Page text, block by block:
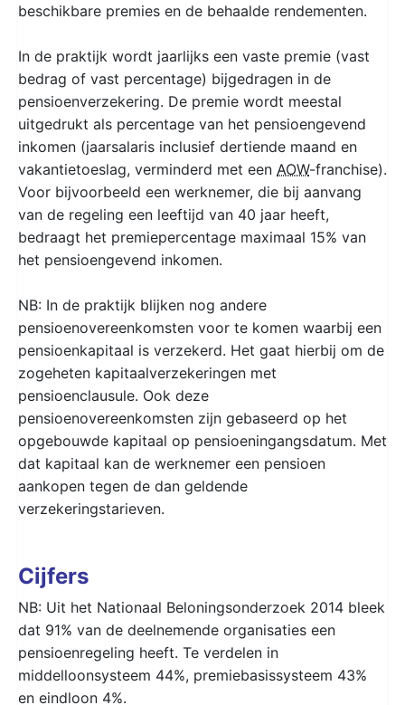
beschikbare premies en de behaalde rendementen.
In de praktijk wordt jaarlijks een vaste premie (vast
bedrag of vast percentage) bijgedragen in de
pensioenverzekering. De premie wordt meestal
uitgedrukt als percentage van het pensioengevend
inkomen (jaarsalaris inclusief dertiende maand en
vakantietoeslag, verminderd met een AOW-franchise).
Voor bijvoorbeeld een werknemer, die bij aanvang
van de regeling een leeftijd van 40 jaar heeft,
bedraagt het premiepercentage maximaal 15% van
het pensioengevend inkomen.
NB: In de praktijk blijken nog andere
pensioenovereenkomsten voor te komen waarbij een
pensioenkapitaal is verzekerd. Het gaat hierbij om de
zogeheten kapitaalverzekeringen met
pensioenclausule. Ook deze
pensioenovereenkomsten zijn gebaseerd op het
opgebouwde kapitaal op pensioeningangsdatum. Met
dat kapitaal kan de werknemer een pensioen
aankopen tegen de dan geldende
verzekeringstarieven.
Cijfers
NB: Uit het Nationaal Beloningsonderzoek 2014 bleek
dat 91% van de deelnemende organisaties een
pensioenregeling heeft. Te verdelen in
middelloonsysteem 44%, premiebasissysteem 43%
en eindloon 4%.